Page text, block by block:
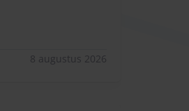
8 augustus 2026